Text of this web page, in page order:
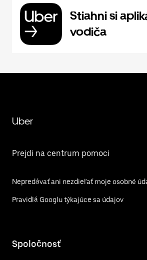
Stiahni si
vodiča
Uber
Prejdi na centrum pomoci
Nepredávať ani nezdieľať moje osobné
Pravidlá Googlu týkajúce sa údajov
Spoločnosť